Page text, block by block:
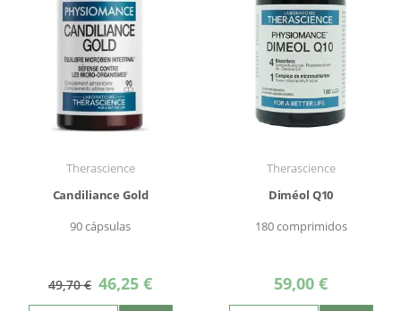
Therascience
Candiliance Gold
90 cápsulas
49,70 € Precio
especial
46,25 €
Therascience
Diméol Q10
180 comprimidos
59,00 €